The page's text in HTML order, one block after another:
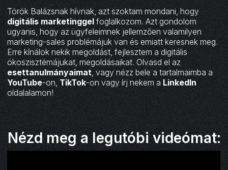
Török Balázsnak hívnak, azt szoktam mondani, hogy
digitális marketinggel foglalkozom. Azt gondolom
ugyanis, hogy az ügyfeleimnek jellemzően valamilyen
marketing-sales problémájuk van és emiatt keresnek meg.
Erre kínálok nekik megoldást, fejlesztem a digitális
ökoszisztémájukat, megoldásaikat. Olvasd el az
esettanulmányaimat, vagy nézz bele a tartalmaimba a
YouTube-on, TikTok-on vagy írj nekem a LinkedIn
oldalalamon!
Nézd meg a legutóbi videómat: